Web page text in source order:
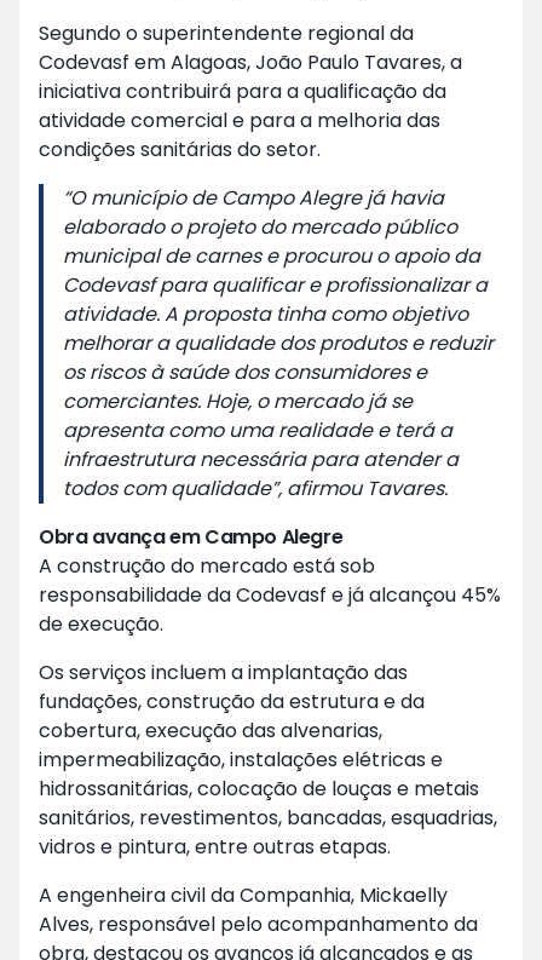
Segundo o superintendente regional da
Codevasf em Alagoas, João Paulo Tavares, a
iniciativa contribuirá para a qualificação da
atividade comercial e para a melhoria das
condições sanitárias do setor.
“O município de Campo Alegre já havia
elaborado o projeto do mercado público
municipal de carnes e procurou o apoio da
Codevasf para qualificar e profissionalizar a
atividade. A proposta tinha como objetivo
melhorar a qualidade dos produtos e reduzir
os riscos à saúde dos consumidores e
comerciantes. Hoje, o mercado já se
apresenta como uma realidade e terá a
infraestrutura necessária para atender a
todos com qualidade”, afirmou Tavares.
Obra avança em Campo Alegre
A construção do mercado está sob
responsabilidade da Codevasf e já alcançou 45%
de execução.
Os serviços incluem a implantação das
fundações, construção da estrutura e da
cobertura, execução das alvenarias,
impermeabilização, instalações elétricas e
hidrossanitárias, colocação de louças e metais
sanitários, revestimentos, bancadas, esquadrias,
vidros e pintura, entre outras etapas.
A engenheira civil da Companhia, Mickaelly
Alves, responsável pelo acompanhamento da
obra, destacou os avanços já alcançados e as